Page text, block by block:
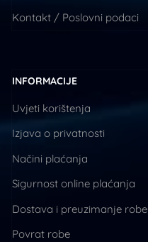
Kontakt / Poslovni podaci
INFORMACIJE
Uvjeti korištenja
Izjava o privatnosti
Načini plaćanja
Sigurnost online plaćanja
Dostava i preuzimanje robe
Povrat robe